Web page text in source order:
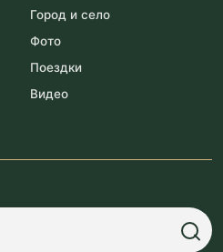
Город и село
Фото
Поездки
Видео